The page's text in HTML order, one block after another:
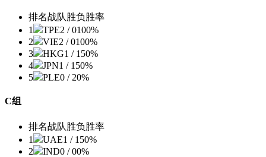
排名战队胜负胜率
1
TPE2 / 0100%
2
VIE2 / 0100%
3
HKG1 / 1 50%
4
JPN1 / 1 50%
5
PLE0 / 20%
C组
排名战队胜负胜率
1
UAE1 / 1 50%
2
IND0 / 00%